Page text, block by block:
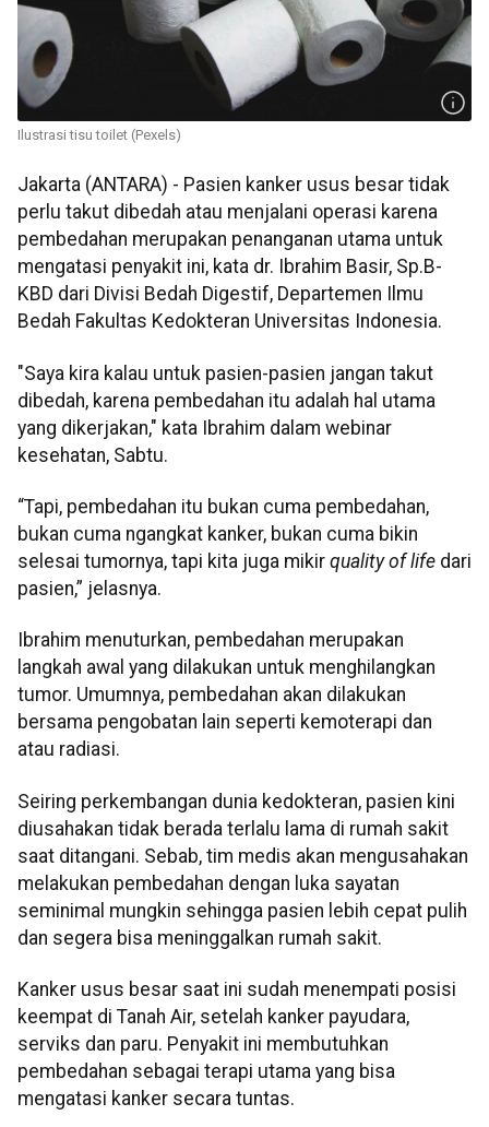
Ilustrasi tisu toilet (Pexels)
Jakarta (ANTARA) - Pasien kanker usus besar tidak
perlu takut dibedah atau menjalani operasi karena
pembedahan merupakan penanganan utama untuk
mengatasi penyakit ini, kata dr. Ibrahim Basir, Sp.B-
KBD dari Divisi Bedah Digestif, Departemen Ilmu
Bedah Fakultas Kedokteran Universitas Indonesia.
"Saya kira kalau untuk pasien-pasien jangan takut
dibedah, karena pembedahan itu adalah hal utama
yang dikerjakan," kata Ibrahim dalam webinar
kesehatan, Sabtu.
“Tapi, pembedahan itu bukan cuma pembedahan,
bukan cuma ngangkat kanker, bukan cuma bikin
selesai tumornya, tapi kita juga mikir quality of life dari
pasien,” jelasnya.
Ibrahim menuturkan, pembedahan merupakan
langkah awal yang dilakukan untuk menghilangkan
tumor. Umumnya, pembedahan akan dilakukan
bersama pengobatan lain seperti kemoterapi dan
atau radiasi.
Seiring perkembangan dunia kedokteran, pasien kini
diusahakan tidak berada terlalu lama di rumah sakit
saat ditangani. Sebab, tim medis akan mengusahakan
melakukan pembedahan dengan luka sayatan
seminimal mungkin sehingga pasien lebih cepat pulih
dan segera bisa meninggalkan rumah sakit.
Kanker usus besar saat ini sudah menempati posisi
keempat di Tanah Air, setelah kanker payudara,
serviks dan paru. Penyakit ini membutuhkan
pembedahan sebagai terapi utama yang bisa
mengatasi kanker secara tuntas.